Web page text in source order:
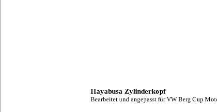
Hayabusa Zylinderkopf
Bearbeitet und angepasst für VW Berg Cup